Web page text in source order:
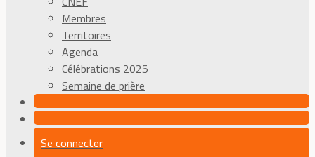
Membres
Territoires
Agenda
Célébrations 2025
Semaine de prière
Se connecter